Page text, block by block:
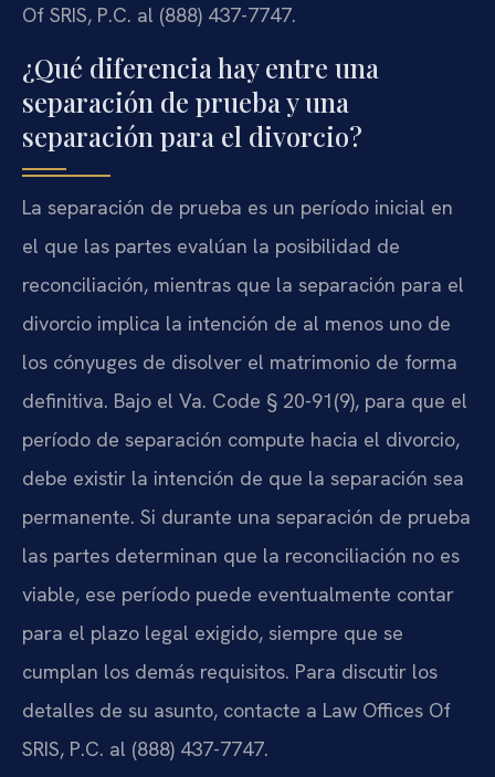
Of SRIS, P.C. al (888) 437-7747.
¿Qué diferencia hay entre una
separación de prueba y una
separación para el divorcio?
La separación de prueba es un período inicial en
el que las partes evalúan la posibilidad de
reconciliación, mientras que la separación para el
divorcio implica la intención de al menos uno de
los cónyuges de disolver el matrimonio de forma
definitiva. Bajo el Va. Code § 20-91(9), para que el
período de separación compute hacia el divorcio,
debe existir la intención de que la separación sea
permanente. Si durante una separación de prueba
las partes determinan que la reconciliación no es
viable, ese período puede eventualmente contar
para el plazo legal exigido, siempre que se
cumplan los demás requisitos. Para discutir los
detalles de su asunto, contacte a Law Offices Of
SRIS, P.C. al (888) 437-7747.